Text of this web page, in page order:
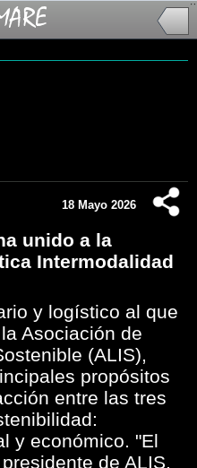
18 Mayo 2026
unido a la
Intermodalidad
y logístico al que
Asociación de
(ALIS),
propósitos
entre las tres
y económico. "El
de ALIS,